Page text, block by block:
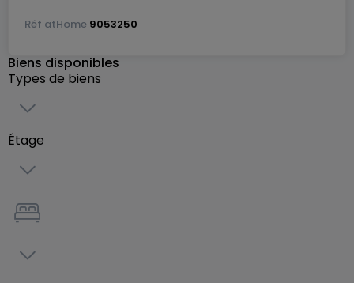
d'accessibilité (PMR), assurant l'inclusivité et le
confort de tous les résidents.
côté et profiter du soleil abondant de l'après-midi
de l'autre, avant de se détendre avec de
Idéalement situé sur la 'Rue du Cimetière' à Kehlen,
centre-ville de Luxembourg. Il bénéficie également
Réf atHome 9053250
Biens disponibles
Types de biens
Étage